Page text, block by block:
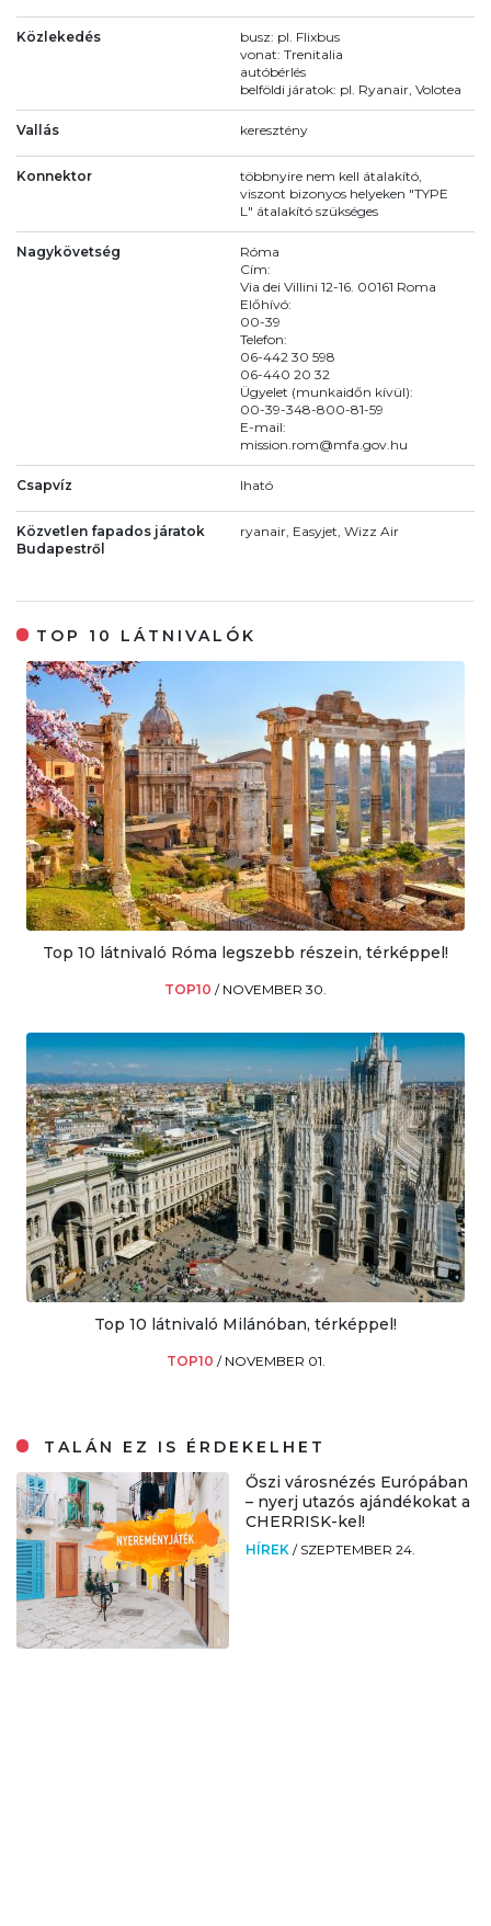
Közlekedés
busz: pl. Flixbus
vonat: Trenitalia
autóbérlés
belföldi járatok: pl. Ryanair, Volotea
Vallás keresztény
Konnektor
többnyire nem kell átalakító,
viszont bizonyos helyeken "TYPE
L" átalakító szükséges
Nagykövetség
Róma
Cím:
Via dei Villini 12-16. 00161 Roma
Előhívó:
00-39
Telefon:
06-442 30 598
06-440 20 32
Ügyelet (munkaidőn kívül):
00-39-348-800-81-59
E-mail:
mission.rom@mfa.gov.hu
Csapvíz Iható
Közvetlen fapados járatok
Budapestről
ryanair, Easyjet, Wizz Air
TOP 10 LÁTNIVALÓK
Top 10 látnivaló Róma legszebb részein, térképpel!
TOP10 / NOVEMBER 30.
Top 10 látnivaló Milánóban, térképpel!
TOP10 / NOVEMBER 01.
TALÁN EZ IS ÉRDEKELHET
Őszi városnézés Európában
– nyerj utazós ajándékokat a
CHERRISK-kel!
HÍREK / SZEPTEMBER 24.